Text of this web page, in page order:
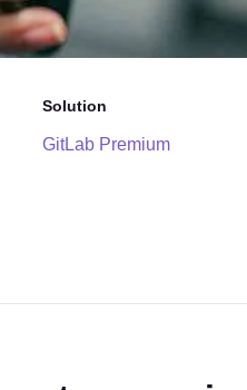
Solution
GitLab Premium